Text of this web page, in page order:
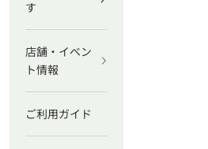
す
店舗・イベン
ト情報
ご利用ガイド